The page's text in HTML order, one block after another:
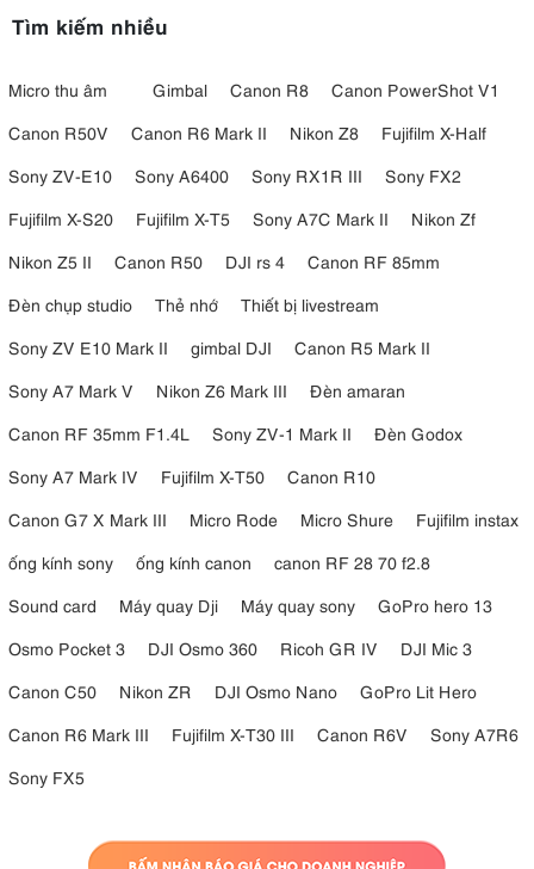
Tìm kiếm nhiều
Micro thu âm Gimbal Canon R8
Canon PowerShot V1
Canon R50V
Canon R6 Mark II Nikon Z8
Fujifilm X-Half
Sony ZV-E10
Sony A6400 Sony RX1R III
Sony FX2
Fujifilm X-S20
Fujifilm X-T5 Sony A7C Mark II
Nikon Zf
Nikon Z5 II
Canon R50 DJI rs 4
Canon RF 85mm
Đèn chụp studio
Thẻ nhớ
Thiết bị livestream
Sony ZV E10 Mark II
gimbal DJI
Canon R5 Mark II
Sony A7 Mark V
Nikon Z6 Mark III
Đèn amaran
Canon RF 35mm F1.4L
Sony ZV-1 Mark II
Đèn Godox
Sony A7 Mark IV
Fujifilm X-T50
Canon R10
Canon G7 X Mark III
Micro Rode Micro Shure
Fujifilm instax
ống kính sony
ống kính canon
canon RF 28 70 f2.8
Sound card
Máy quay Dji Máy quay sony
GoPro hero 13
Osmo Pocket 3
DJI Osmo 360 Ricoh GR IV
DJI Mic 3
Canon C50
Nikon ZR DJI Osmo Nano
GoPro Lit Hero
Canon R6 Mark III
Fujifilm X-T30 III Canon R6V
Sony A7R6
Sony FX5